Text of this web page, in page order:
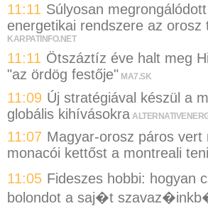
11:11 Súlyosan
energetikai rendszere az orosz
KARPATINFO.NET
11:11 Ötszáztíz éve halt meg
"az ördög festője" MA7.SK
11:09 Új stratégiával készül a
globális kihívásokra
11:07 Magyar-orosz páros vert
monacói kettőst a montreali
11:05 Fideszes hobbi: hogyan
bolondot a saj�t